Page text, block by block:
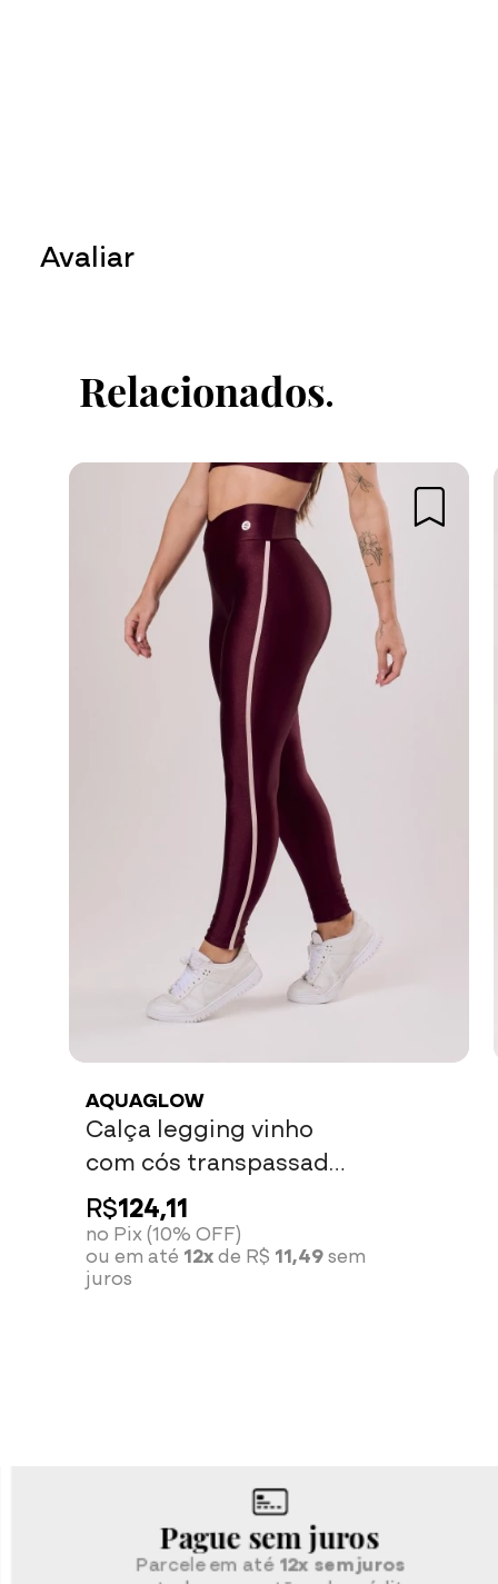
Avaliar
Fazer login
Relacionados
AQUAGLOW
Calça legging vinho
com cós transpassado
e detalhe rose
R$124,11
no Pix (10% OFF)
ou em até 12xde R$ 11,49sem
juros
Pague sem juros
Parcele em até 12x sem juros